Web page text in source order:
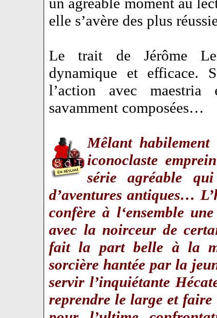
elle s’avère des plus
Le trait de Jérôme
dynamique et efficace.
l’action avec
savamment composées…
Mêlant
iconoclaste
série agréable
d’aventures antiques…
confère à l‘ensemble
avec la noirceur de
fait la part belle à la
sorcière hantée par la
servir l’inquiétante
reprendre le large et